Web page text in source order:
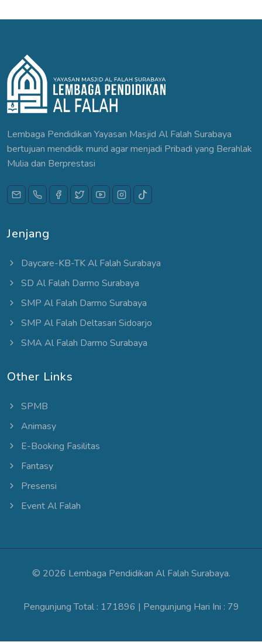
Lembaga Pendidikan Yayasan Masjid Al Falah Surabaya
bertujuan mendidik murid agar menjadi Pribadi yang Berahlak
Mulia dan Berprestasi
Jenjang
Daycare-KB-TK Al Falah Surabaya
SD Al Falah Darmo Surabaya
SMP Al Falah Darmo Surabaya
SMP Al Falah Deltasari Sidoarjo
SMA Al Falah Darmo Surabaya
Other Links
SPMB
Animasy
E-Booking Fasilitas
Fantasy
Presensi
Event Al Falah
© 2026 Lembaga Pendidikan Al Falah Surabaya.
Pengunjung Total : 171896 | Pengunjung Hari Ini : 79